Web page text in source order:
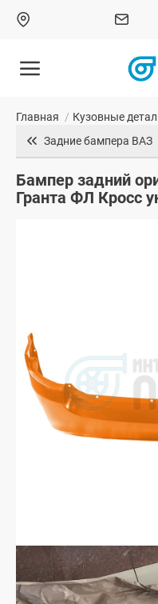
Главная / Кузовные
Задние бампера ВАЗ
Бампер задний
Гранта ФЛ Кросс